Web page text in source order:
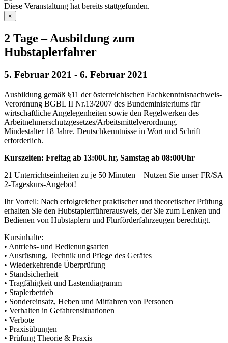
Diese Veranstaltung hat bereits stattgefunden.
×
2 Tage – Ausbildung zum
Hubstaplerfahrer
5. Februar 2021 - 6. Februar 2021
Ausbildung gemäß §11 der österreichischen Fachkenntnisnachweis-
Verordnung BGBL II Nr.13/2007 des Bundeministeriums für
wirtschaftliche Angelegenheiten sowie den Regelwerken des
Arbeitnehmerschutzgesetzes/Arbeitsmittelverordnung.
Mindestalter 18 Jahre. Deutschkenntnisse in Wort und Schrift
erforderlich.
Kurszeiten: Freitag ab 13:00Uhr, Samstag ab 08:00Uhr
21 Unterrichtseinheiten zu je 50 Minuten – Nutzen Sie unser FR/SA
2-Tageskurs-Angebot!
Ihr Vorteil: Nach erfolgreicher praktischer und theoretischer Prüfung
erhalten Sie den Hubstaplerführerausweis, der Sie zum Lenken und
Bedienen von Hubstaplern und Flurförderfahrzeugen berechtigt.
Kursinhalte:
• Antriebs- und Bedienungsarten
• Ausrüstung, Technik und Pflege des Gerätes
• Wiederkehrende Überprüfung
• Standsicherheit
• Tragfähigkeit und Lastendiagramm
• Staplerbetrieb
• Sondereinsatz, Heben und Mitfahren von Personen
• Verhalten in Gefahrensituationen
• Verbote
• Praxisübungen
• Prüfung Theorie & Praxis